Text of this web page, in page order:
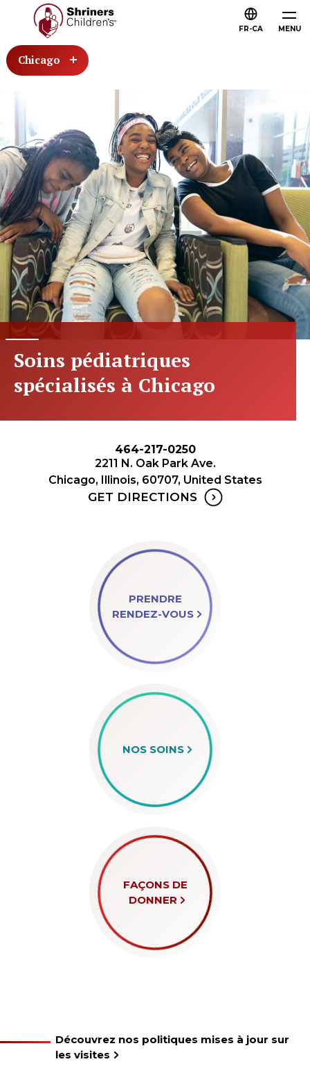
MENU
FR-CA
Chicago
Soins pédiatriques
spécialisés à Chicago
464-217-0250
2211 N. Oak Park Ave.
Chicago, Illinois, 60707, United States
GET DIRECTIONS
PRENDRE
RENDEZ-VOUS
NOS SOINS
FAÇONS DE
DONNER
Découvrez nos politiques mises à jour sur
les visites